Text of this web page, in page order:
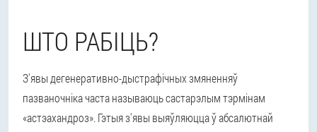
ШТО РАБІЦЬ?
З'явы дегенеративно-дыстрафічных змяненняў
пазваночніка часта называюць састарэлым тэрмінам
«астэахандроз». Гэтыя з'явы выяўляюцца ў абсалютнай